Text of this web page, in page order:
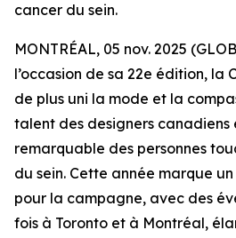
cancer du sein.
MONTRÉAL, 05 nov. 2025
l’occasion de sa 22e édition, la
de plus uni la mode et la
talent des designers canadiens
remarquable des personnes
du sein. Cette année marque
pour la campagne, avec des
fois à Toronto et à Montréal,